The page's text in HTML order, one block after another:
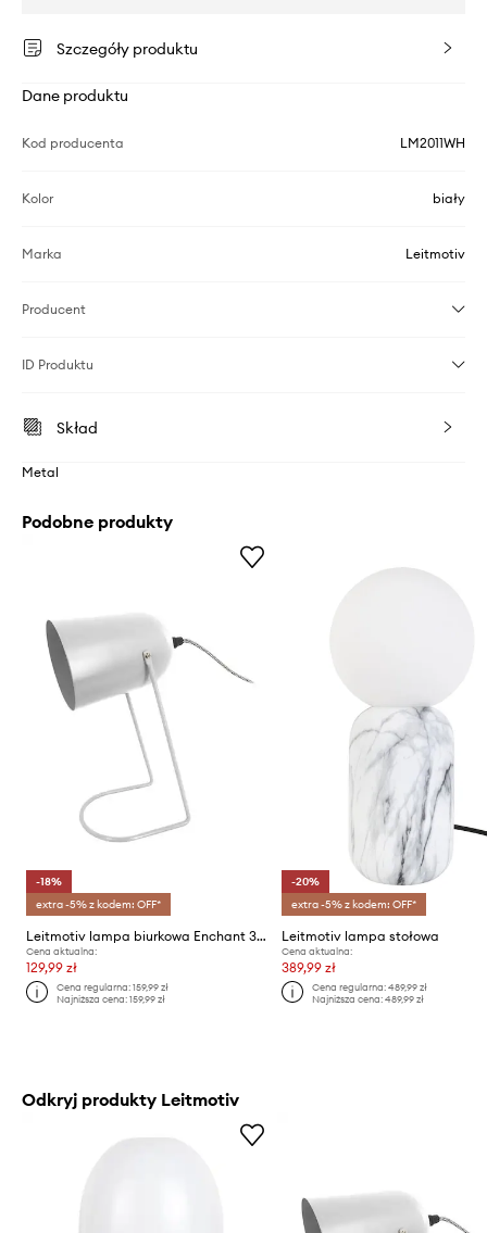
Szczegóły produktu
Dane produktu
Kod producenta LM2011WH
Kolor biały
Marka Leitmotiv
Producent
ID Produktu
Skład
Metal
Podobne produkty
-18%
extra -5% z kodem: OFF*
Leitmotiv lampa biurkowa Enchant 30 cm
Cena aktualna:
129,99 zł
Cena regularna:159,99 zł
Najniższa cena:159,99 zł
-20%
extra -5% z kodem: OFF*
Leitmotiv lampa stołowa
Cena aktualna:
389,99 zł
Cena regularna: 489,99 zł
Najniższa cena: 489,99 zł
Odkryj produkty Leitmotiv